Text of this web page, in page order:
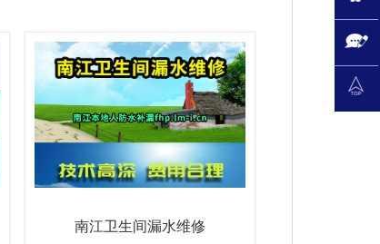
南江卫生间漏水维修